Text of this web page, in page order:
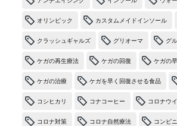
オリンピック カスタムメイドインソール
クラッシュギャルズ グリオーマ グ
ケガの再生療法 ケガの回復 ケガの
ケガの治療 ケガを早く回復させる食品
コシヒカリ コナコーヒー コロナウ
コロナ対策 コロナ自然療法 コンビニ